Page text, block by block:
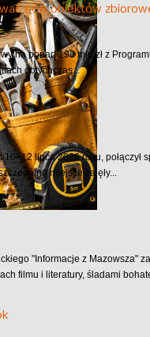
600 obiektów
na ponad 190 mln zł z
dotychczas...
lipca 2026 roku, połączył
miejsce zajęły...
"Informacje z Mazowsza"
filmu i literatury, śladami